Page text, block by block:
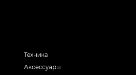
Техника
Аксессуары